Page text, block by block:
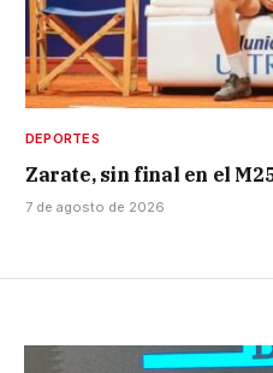
DEPORTES
Zarate, sin final en el
7 de agosto de 2026